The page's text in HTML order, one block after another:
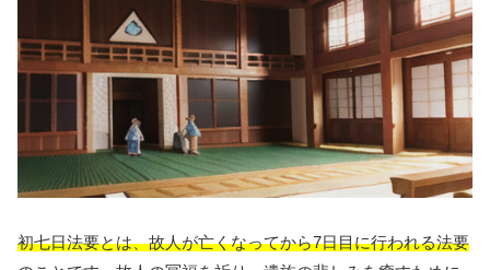
初七日法要とは、故人が亡くなってから7日目に行われる法要